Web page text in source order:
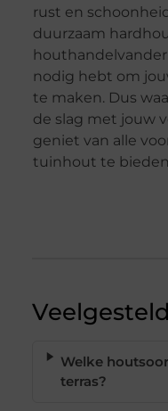
rust en
duurzaam
nodig hebt om
te maken. Dus
de slag met jouw
geniet van alle
tuinhout te
Welke
terras?